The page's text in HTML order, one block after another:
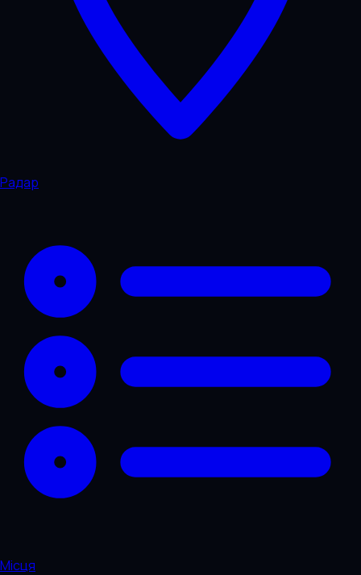
Радар
Місця